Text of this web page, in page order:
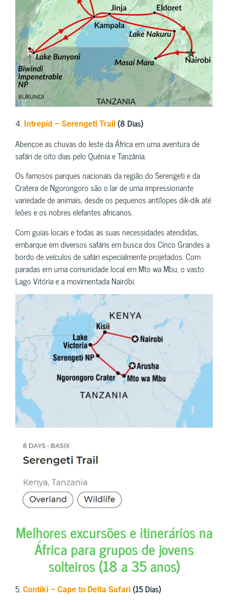
4. Intrepid – Serengeti Trail (8 Dias)
Abençoe as chuvas do leste da África em uma aventura de
safári de oito dias pelo Quênia e Tanzânia.
Os famosos parques nacionais da região do Serengeti e da
Cratera de Ngorongoro são o lar de uma impressionante
variedade de animais, desde os pequenos antílopes dik-dik até
leões e os nobres elefantes africanos.
Com guias locais e todas as suas necessidades atendidas,
embarque em diversos safáris em busca dos Cinco Grandes a
bordo de veículos de safári especialmente projetados. Com
paradas em uma comunidade local em Mto wa Mbu, o vasto
Lago Vitória e a movimentada Nairóbi.
Melhores excursões e itinerários na
África para grupos de jovens
solteiros (18 a 35 anos)
5. Contiki – Cape to Delta Safari (15 Dias)